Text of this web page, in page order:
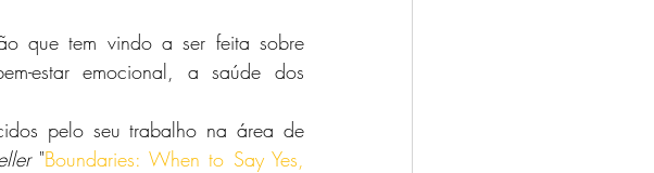
que tem vindo a ser feita sobre
estar emocional, a saúde dos
pelo seu trabalho na área de
"Boundaries: When to Say Yes,